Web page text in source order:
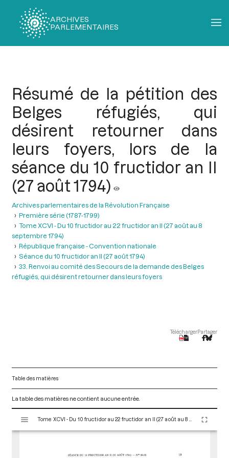
ARCHIVES
PARLEMENTAIRES
Résumé de la pétition des
Belges réfugiés, qui
désirent retourner dans
leurs foyers, lors de la
séance du 10 fructidor an II
(27 août 1794)
Archives parlementaires de la Révolution Française
Première série (1787-1799)
Tome XCVI - Du 10 fructidor au 22 fructidor an II (27 août au 8
septembre 1794)
République française - Convention nationale
Séance du 10 fructidor an II (27 août 1794)
33. Renvoi au comité des Secours de la demande des Belges
réfugiés, qui désirent retourner dans leurs foyers
TéléchargerPartager
Table des matières
La table des matières ne contient aucune entrée.
s